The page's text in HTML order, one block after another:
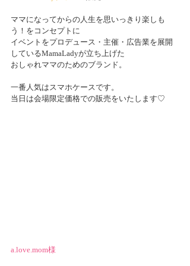
ママになってからの人生を思いっきり楽しも
う！をコンセプトに
イベントをプロデュース・主催・広告業を展開
しているMamaLadyが立ち上げた
おしゃれママのためのブランド。
一番人気はスマホケースです。
当日は会場限定価格での販売をいたします♡
a.love.mom様